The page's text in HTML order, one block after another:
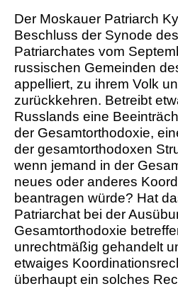
Der Moskauer Patriarch
Beschluss der Synode
Patriarchates vom
russischen Gemeinden
appelliert, zu ihrem Volk
zurückkehren. Betreibt
Russlands eine
der Gesamtorthodoxie,
der gesamtorthodoxen
wenn jemand in der
neues oder anderes
beantragen würde? Hat
Patriarchat bei der
Gesamtorthodoxie
unrechtmäßig gehandelt
etwaiges
überhaupt ein solches